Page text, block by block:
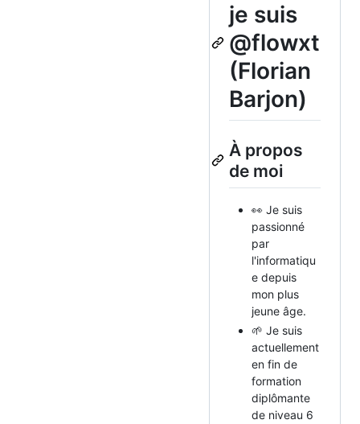
je suis
@flowxt
(Florian
Barjon)
À propos
de moi
👀 Je suis
passionné
par
l'informatiqu
e depuis
mon plus
jeune âge.
🌱 Je suis
actuellement
en fin de
formation
diplômante
de niveau 6